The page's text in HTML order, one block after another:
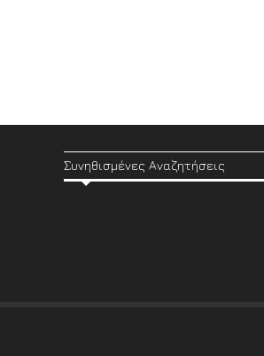
Συνηθισμένες Αναζητήσεις